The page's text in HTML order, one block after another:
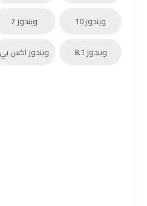
ويندوز 10 ويندوز 7
ويندوز 8.1 ويندوز اكس بي